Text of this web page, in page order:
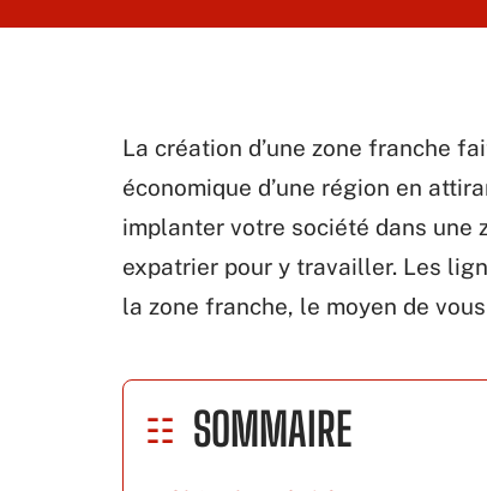
La création d’une zone franche
économique d’une région en
implanter votre société dans une
expatrier pour y travailler. Les
la zone franche, le moyen de
SOMMAIRE